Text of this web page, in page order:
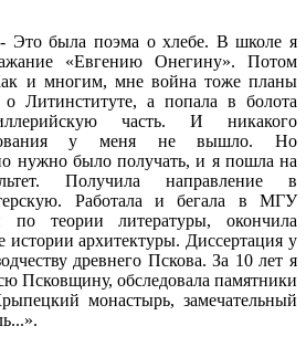
Это была поэма о хлебе. В школе я
«Евгению Онегину». Потом
и многим, мне война тоже планы
Литинституте, а попала в болота
часть. И никакого
у меня не вышло. Но
нужно было получать, и я пошла на
Получила направление в
Работала и бегала в МГУ
по теории литературы, окончила
истории архитектуры. Диссертация у
древнего Пскова. За 10 лет я
Псковщину, обследовала памятники
монастырь, замечательный